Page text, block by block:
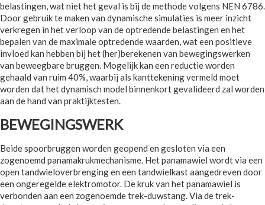
belastingen, wat niet het geval is bij de methode volgens NEN 6786.
Door gebruik te maken van dynamische simulaties is meer inzicht
verkregen in het verloop van de optredende belastingen en het
bepalen van de maximale optredende waarden, wat een positieve
invloed kan hebben bij het (her)berekenen van bewegingswerken
van beweegbare bruggen. Mogelijk kan een reductie worden
gehaald van ruim 40%, waarbij als kanttekening vermeld moet
worden dat het dynamisch model binnenkort gevalideerd zal worden
aan de hand van praktijktesten.
BEWEGINGSWERK
Beide spoorbruggen worden geopend en gesloten via een
zogenoemd panamakrukmechanisme. Het panamawiel wordt via een
open tandwieloverbrenging en een tandwielkast aangedreven door
een ongeregelde elektromotor. De kruk van het panamawiel is
verbonden aan een zogenoemde trek-duwstang. Via de trek-